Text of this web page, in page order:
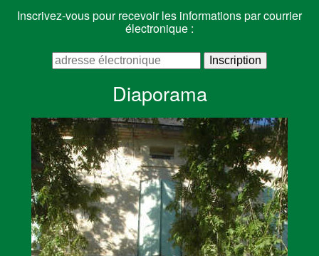
Inscrivez-vous pour recevoir les informations par courrier
électronique :
Diaporama